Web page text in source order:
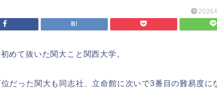
2026
めて抜いた関大こと関西大学。
だった関大も同志社、立命館に次いで3番目の難易度に